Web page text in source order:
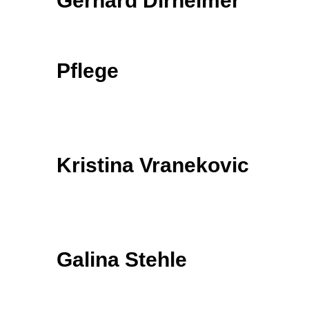
Pflege
Kristina Vranekovic
Galina Stehle